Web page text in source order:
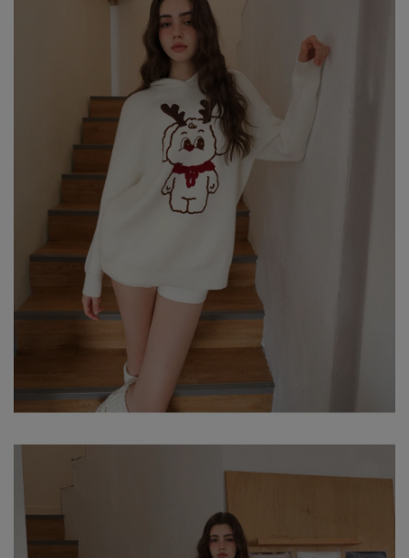
試穿報告：模特兒穿著S號